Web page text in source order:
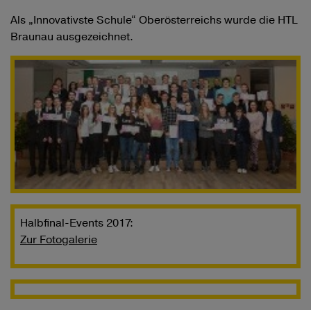
Als „Innovativste Schule“ Oberösterreichs wurde die HTL
Braunau ausgezeichnet.
Halbfinal-Events 2017:
Zur Fotogalerie